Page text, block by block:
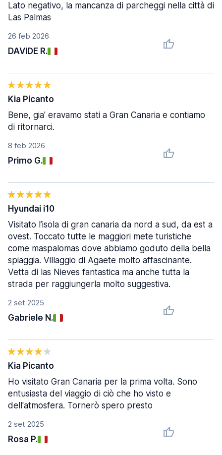
26 feb 2026
DAVIDE R.
Lato negativo, la mancanza di parcheggi nella città di
Las Palmas
8 feb 2026
Primo G.
Kia Picanto
Bene, gia' eravamo stati a Gran Canaria e contiamo
di ritornarci.
2 set 2025
Gabriele N.
Hyundai i10
Visitato l’isola di gran canaria da nord a sud, da est a
ovest. Toccato tutte le maggiori mete turistiche
come maspalomas dove abbiamo goduto della bella
spiaggia. Villaggio di Agaete molto affascinante.
Vetta di las Nieves fantastica ma anche tutta la
strada per raggiungerla molto suggestiva.
2 set 2025
Rosa P.
Kia Picanto
Ho visitato Gran Canaria per la prima volta. Sono
entusiasta del viaggio di ciò che ho visto e
dell'atmosfera. Tornerò spero presto